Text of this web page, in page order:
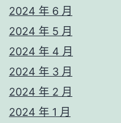
2024 年 6 月
2024 年 5 月
2024 年 4 月
2024 年 3 月
2024 年 2 月
2024 年 1 月